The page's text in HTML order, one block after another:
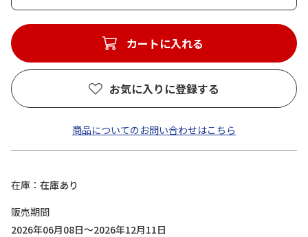
カートに入れる
お気に入りに登録する
商品についてのお問い合わせはこちら
在庫
在庫あり
販売期間
2026年06月08日～2026年12月11日